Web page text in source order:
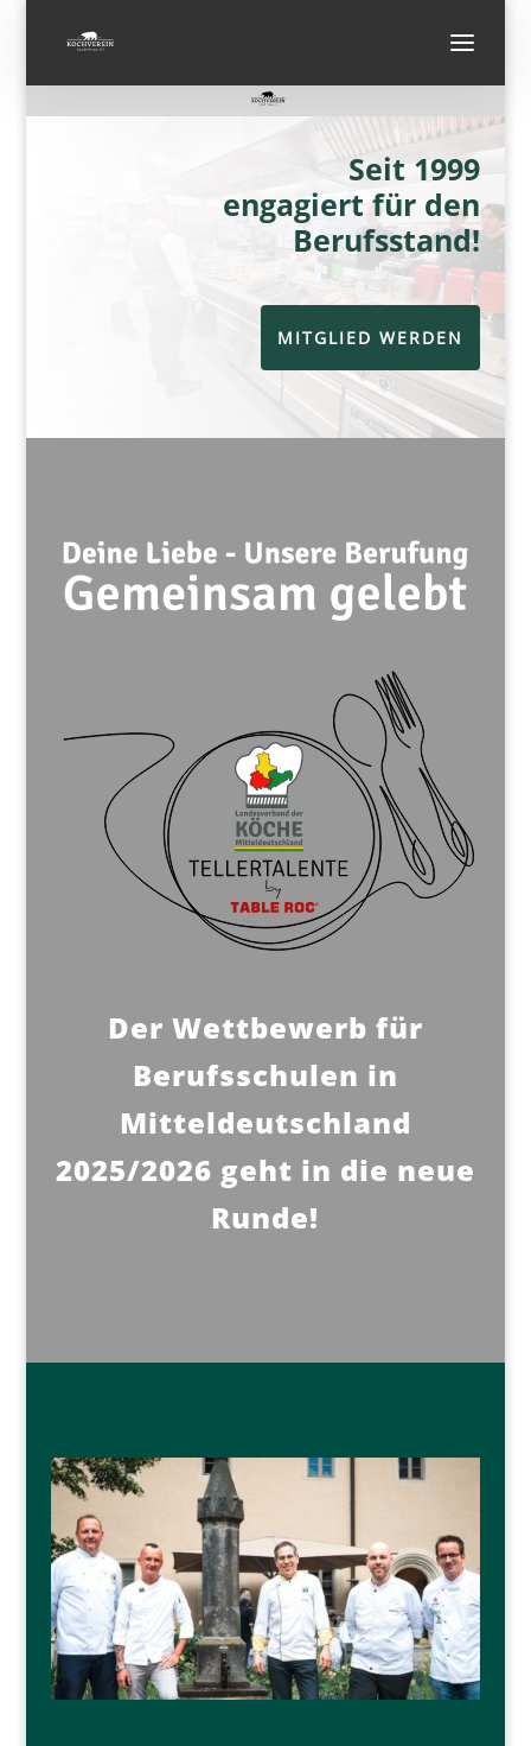
Seit 1999
engagiert für den
Berufsstand!
MITGLIED WERDEN
Der Wettbewerb für
Berufsschulen in
Mitteldeutschland
2025/2026 geht in die neue
Runde!